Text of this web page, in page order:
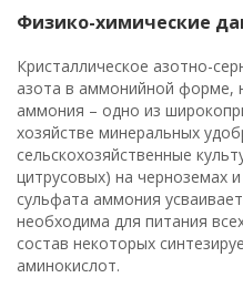
Физико-химические
Кристаллическое азотно-
азота в аммонийной форме,
аммония – одно из
хозяйстве минеральных
сельскохозяйственные
цитрусовых) на черноземах
сульфата аммония
необходима для питания
состав некоторых
аминокислот.